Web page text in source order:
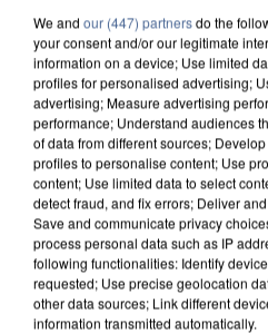
We and our (447) partnersdo the
your consent and/or our legitimate
information on a device; Use limited
profiles for personalised advertising;
advertising; Measure advertising
performance; Understand audiences
of data from different sources;
profiles to personalise content; Use
content; Use limited data to select
detect fraud, and fix errors; Deliver
Save and communicate privacy
process personal data such as IP
following functionalities: Identify
requested; Use precise geolocation
other data sources; Link different
information transmitted automatically.